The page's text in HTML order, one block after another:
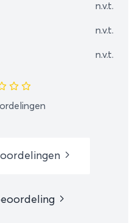
n.v.t.
n.v.t.
n.v.t.